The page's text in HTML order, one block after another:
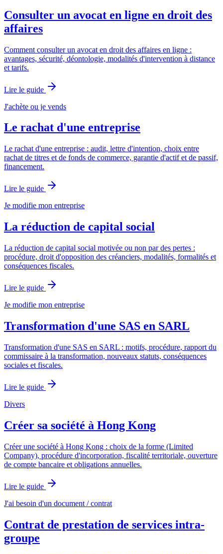
Consulter un avocat en ligne en droit des
affaires
Comment consulter un avocat en droit des affaires en ligne :
avantages, sécurité, déontologie, modalités d'intervention à distance
et tarifs.
Lire le guide
J'achète ou je vends
Le rachat d'une entreprise
Le rachat d'une entreprise : audit, lettre d'intention, choix entre
rachat de titres et de fonds de commerce, garantie d'actif et de passif,
financement.
Lire le guide
Je modifie mon entreprise
La réduction de capital social
La réduction de capital social motivée ou non par des pertes :
procédure, droit d'opposition des créanciers, modalités, formalités et
conséquences fiscales.
Lire le guide
Je modifie mon entreprise
Transformation d'une SAS en SARL
Transformation d'une SAS en SARL : motifs, procédure, rapport du
commissaire à la transformation, nouveaux statuts, conséquences
sociales et fiscales.
Lire le guide
Divers
Créer sa société à Hong Kong
Créer une société à Hong Kong : choix de la forme (Limited
Company), procédure d'incorporation, fiscalité territoriale, ouverture
de compte bancaire et obligations annuelles.
Lire le guide
J'ai besoin d'un document / contrat
Contrat de prestation de services intra-
groupe